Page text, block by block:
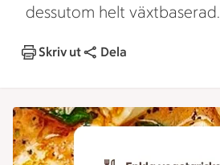
dessutom helt växtbaserad.
Skriv ut Dela